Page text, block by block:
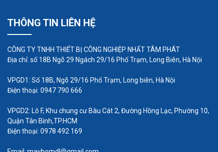
với ổ trục ngay cả khi chúng làm việc trong nước.
THÔNG TIN LIÊN HỆ
CÔNG TY TNHH THIẾT BỊ CÔNG NGHIỆP NHẤT TÂM PHÁT
Địa chỉ: số 18B Ngõ 29 Ngách 29/16 Phố Trạm, Long Biên, Hà Nội
VPGD1: Số 18B, Ngõ 29/16 Phố Trạm, Long biên, Hà Nội
Điện thoại: 0947 790 666
VPGD2: Lô F, Khu chung cư Bàu Cát 2, Đường Hồng Lạc, Phường 10,
Quận Tân Bình,TP.HCM
Điện thoại: 0978 492 169